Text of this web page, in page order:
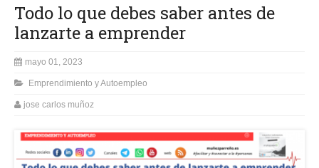
Todo lo que debes saber antes de
lanzarte a emprender
mayo 01, 2023
Emprendimiento y Autoempleo
jose carlos muñoz